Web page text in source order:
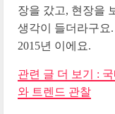
장을 갔고, 현장을
생각이 들더라구요
2015년 이에요.
관련 글 더 보기 :
와 트렌드 관찰